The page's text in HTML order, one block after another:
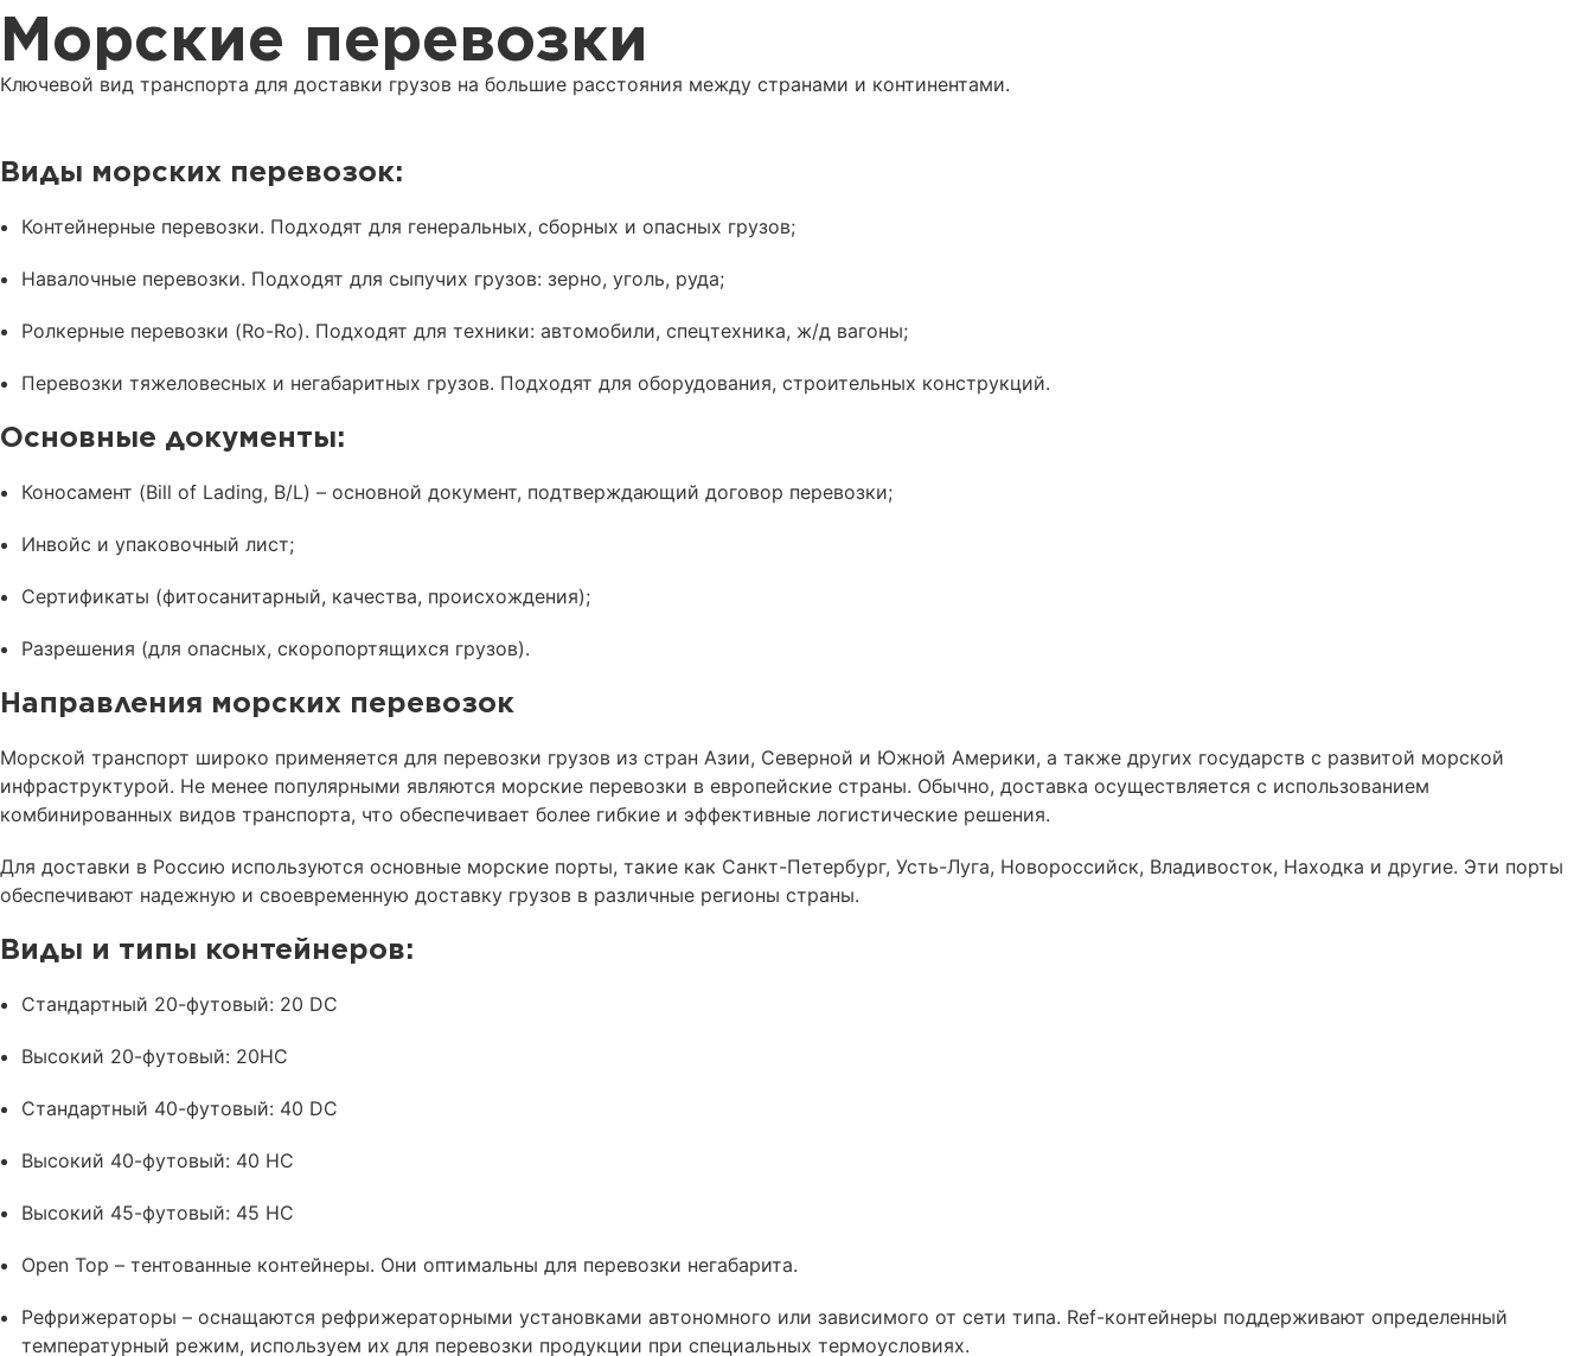
Морские перевозки
Ключевой вид транспорта для доставки грузов на большие расстояния между странами и континентами.
Виды морских перевозок:
Контейнерные перевозки. Подходят для генеральных, сборных и опасных грузов;
Навалочные перевозки. Подходят для сыпучих грузов: зерно, уголь, руда;
Ролкерные перевозки (Ro-Ro). Подходят для техники: автомобили, спецтехника, ж/д вагоны;
Перевозки тяжеловесных и негабаритных грузов. Подходят для оборудования, строительных конструкций.
Основные документы:
Коносамент (Bill of Lading, B/L) – основной документ, подтверждающий договор перевозки;
Инвойс и упаковочный лист;
Сертификаты (фитосанитарный, качества, происхождения);
Разрешения (для опасных, скоропортящихся грузов).
Направления морских перевозок
Морской транспорт широко применяется для перевозки грузов из стран Азии, Северной и Южной Америки, а также других государств с развитой морской
инфраструктурой. Не менее популярными являются морские перевозки в европейские страны. Обычно, доставка осуществляется с использованием
комбинированных видов транспорта, что обеспечивает более гибкие и эффективные логистические решения.
Для доставки в Россию используются основные морские порты, такие как Санкт-Петербург, Усть-Луга, Новороссийск, Владивосток, Находка и другие. Эти порты
обеспечивают надежную и своевременную доставку грузов в различные регионы страны.
Виды и типы контейнеров:
Стандартный 20-футовый: 20 DC
Высокий 20-футовый: 20HC
Стандартный 40-футовый: 40 DC
Высокий 40-футовый: 40 HC
Высокий 45-футовый: 45 HC
Open Top – тентованные контейнеры. Они оптимальны для перевозки негабарита.
Рефрижераторы – оснащаются рефрижераторными установками автономного или зависимого от сети типа. Ref-контейнеры поддерживают определенный
температурный режим, используем их для перевозки продукции при специальных термоусловиях.